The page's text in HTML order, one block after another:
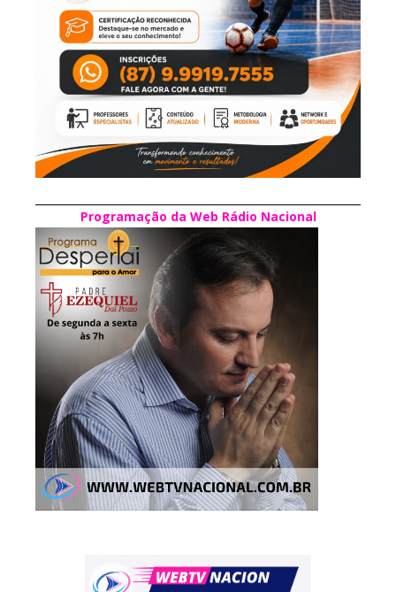
Programação da Web Rádio Nacional